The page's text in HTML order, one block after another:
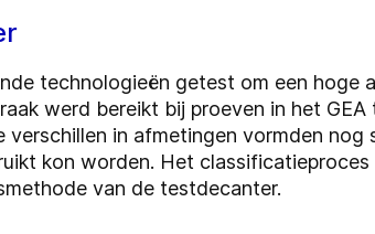
technologieën getest om een hoge
werd bereikt bij proeven in het
in afmetingen vormden
kon worden. Het
van de testdecanter.